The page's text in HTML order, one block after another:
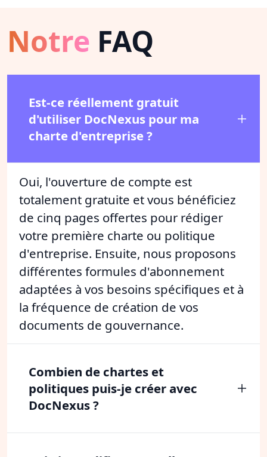
Notre FAQ
Est-ce réellement gratuit
d'utiliser DocNexus pour ma
charte d'entreprise ?
Oui, l'ouverture de compte est
totalement gratuite et vous bénéficiez
de cinq pages offertes pour rédiger
votre première charte ou politique
d'entreprise. Ensuite, nous proposons
différentes formules d'abonnement
adaptées à vos besoins spécifiques et à
la fréquence de création de vos
documents de gouvernance.
Combien de chartes et
politiques puis-je créer avec
DocNexus ?